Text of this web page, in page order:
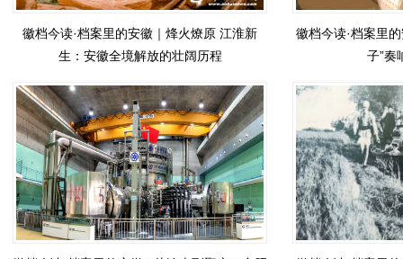
徽档今读·档案里的安徽｜烽火燎原 江淮新
生：安徽全境解放的壮阔历程
徽档今读·档案里
子”奏